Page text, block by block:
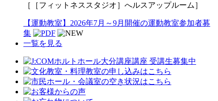
［［フィットネススタジオ］へルスアップルーム］
【運動教室】2026年7月～9月開催の運動教室参加者募
集
一覧を見る